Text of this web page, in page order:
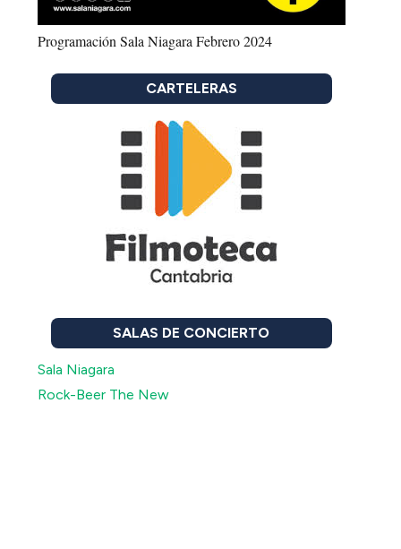
Programación Sala Niagara Febrero 2024
CARTELERAS
SALAS DE CONCIERTO
Sala Niagara
Rock-Beer The New